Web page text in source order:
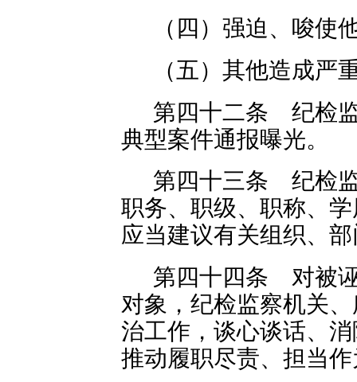
（四）强迫、唆使
（五）其他造成严
第四十二条 纪检
典型案件通报曝光。
第四十三条 纪检
职务、职级、职称、
应当建议有关组织、
第四十四条 对被
对象，纪检监察机关
治工作，谈心谈话、
推动履职尽责、担当